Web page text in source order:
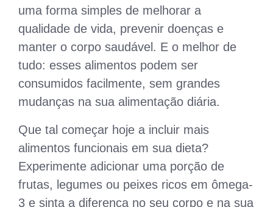
uma forma simples de melhorar a
qualidade de vida, prevenir doenças e
manter o corpo saudável. E o melhor de
tudo: esses alimentos podem ser
consumidos facilmente, sem grandes
mudanças na sua alimentação diária.
Que tal começar hoje a incluir mais
alimentos funcionais em sua dieta?
Experimente adicionar uma porção de
frutas, legumes ou peixes ricos em ômega-
3 e sinta a diferença no seu corpo e na sua